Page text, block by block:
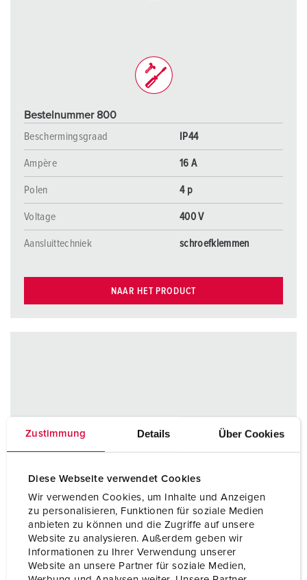
Zustimmung Details Über Cookies
Diese Webseite verwendet Cookies
Wir verwenden Cookies, um Inhalte und Anzeigen
zu personalisieren, Funktionen für soziale Medien
anbieten zu können und die Zugriffe auf unsere
Website zu analysieren. Außerdem geben wir
Informationen zu Ihrer Verwendung unserer
Website an unsere Partner für soziale Medien,
Bestelnummer 800
Beschermingsgraad
IP44
Ampère 16 A
Polen 4 p
Voltage 400 V
Aansluittechniek schroefklemmen
NAAR HET PRODUCT